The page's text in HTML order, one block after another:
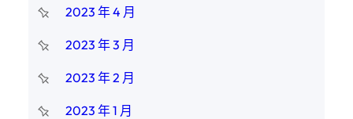
2023 年 4 月
2023 年 3 月
2023 年 2 月
2023 年 1 月